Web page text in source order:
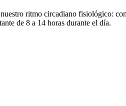
ritmo circadiano fisiológico:
de 8 a 14 horas durante el día.